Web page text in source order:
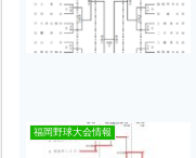
福岡野球大会情報